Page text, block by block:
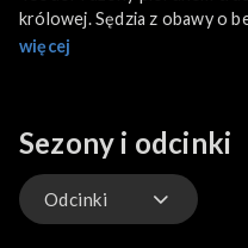
królowej. Sędzia z obawy o
mości wtrąca Teodora do
więcej
Sezony i odcinki
Odcinki